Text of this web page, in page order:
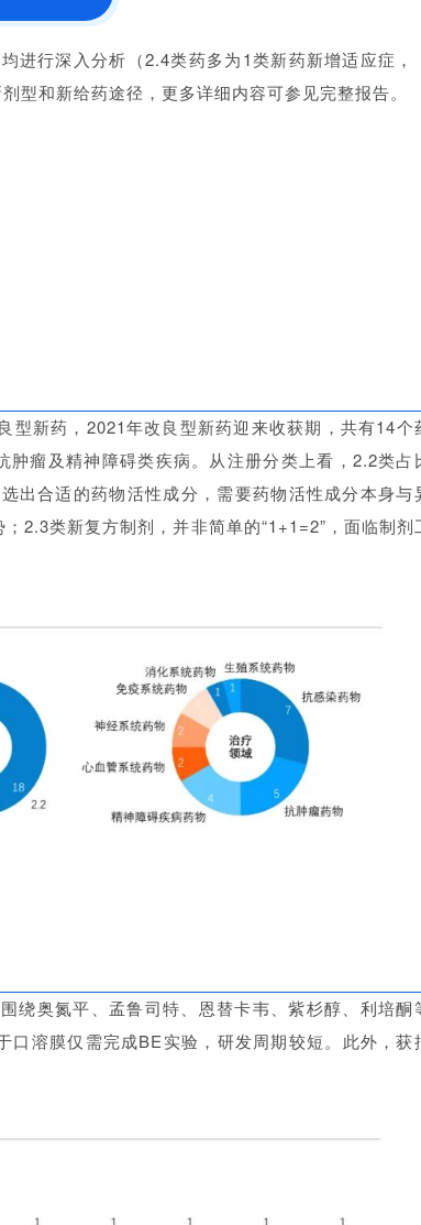
进行深入分析（2.4类药多为1类新药新增适应症，
型和新给药途径，更多详细内容可参见完整报告。
新药，2021年改良型新药迎来收获期，共有14个
瘤及精神障碍类疾病。从注册分类上看，2.2类占
出合适的药物活性成分，需要药物活性成分本身与
2.3类新复方制剂，并非简单的“1+1=2”，面临制剂
绕奥氮平、孟鲁司特、恩替卡韦、紫杉醇、利培酮
溶膜仅需完成BE实验，研发周期较短。此外，获